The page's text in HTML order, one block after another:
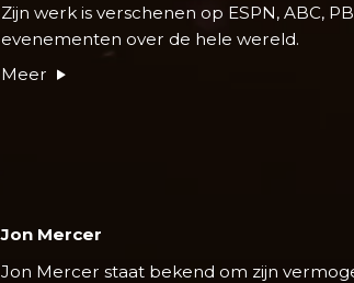
Zijn werk is verschenen op ESPN, ABC,
evenementen over de hele wereld.
Meer
Jon Mercer
Jon Mercer staat bekend om zijn